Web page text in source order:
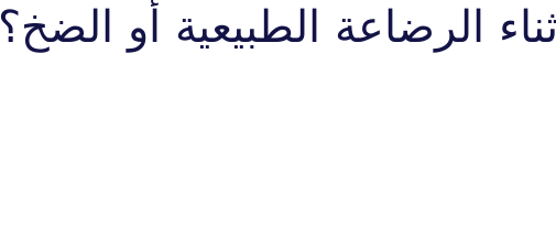
الرضاعة الطبيعية أو الضخ؟